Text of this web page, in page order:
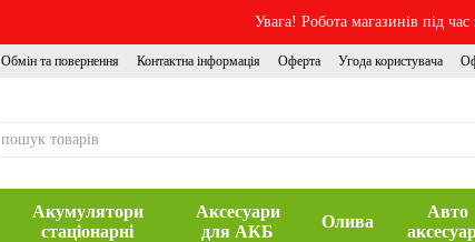
Увага! Робота магазинів під
Обмін та повернення Контактна інформація Оферта Угода користувача
Акумулятори
стаціонарні
Аксесуари
для АКБ
Олива
Авто